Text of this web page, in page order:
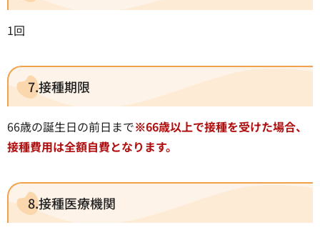
1回
7.接種期限
66歳の誕生日の前日まで※66歳以上で接種を受けた場合、
接種費用は全額自費となります。
8.接種医療機関